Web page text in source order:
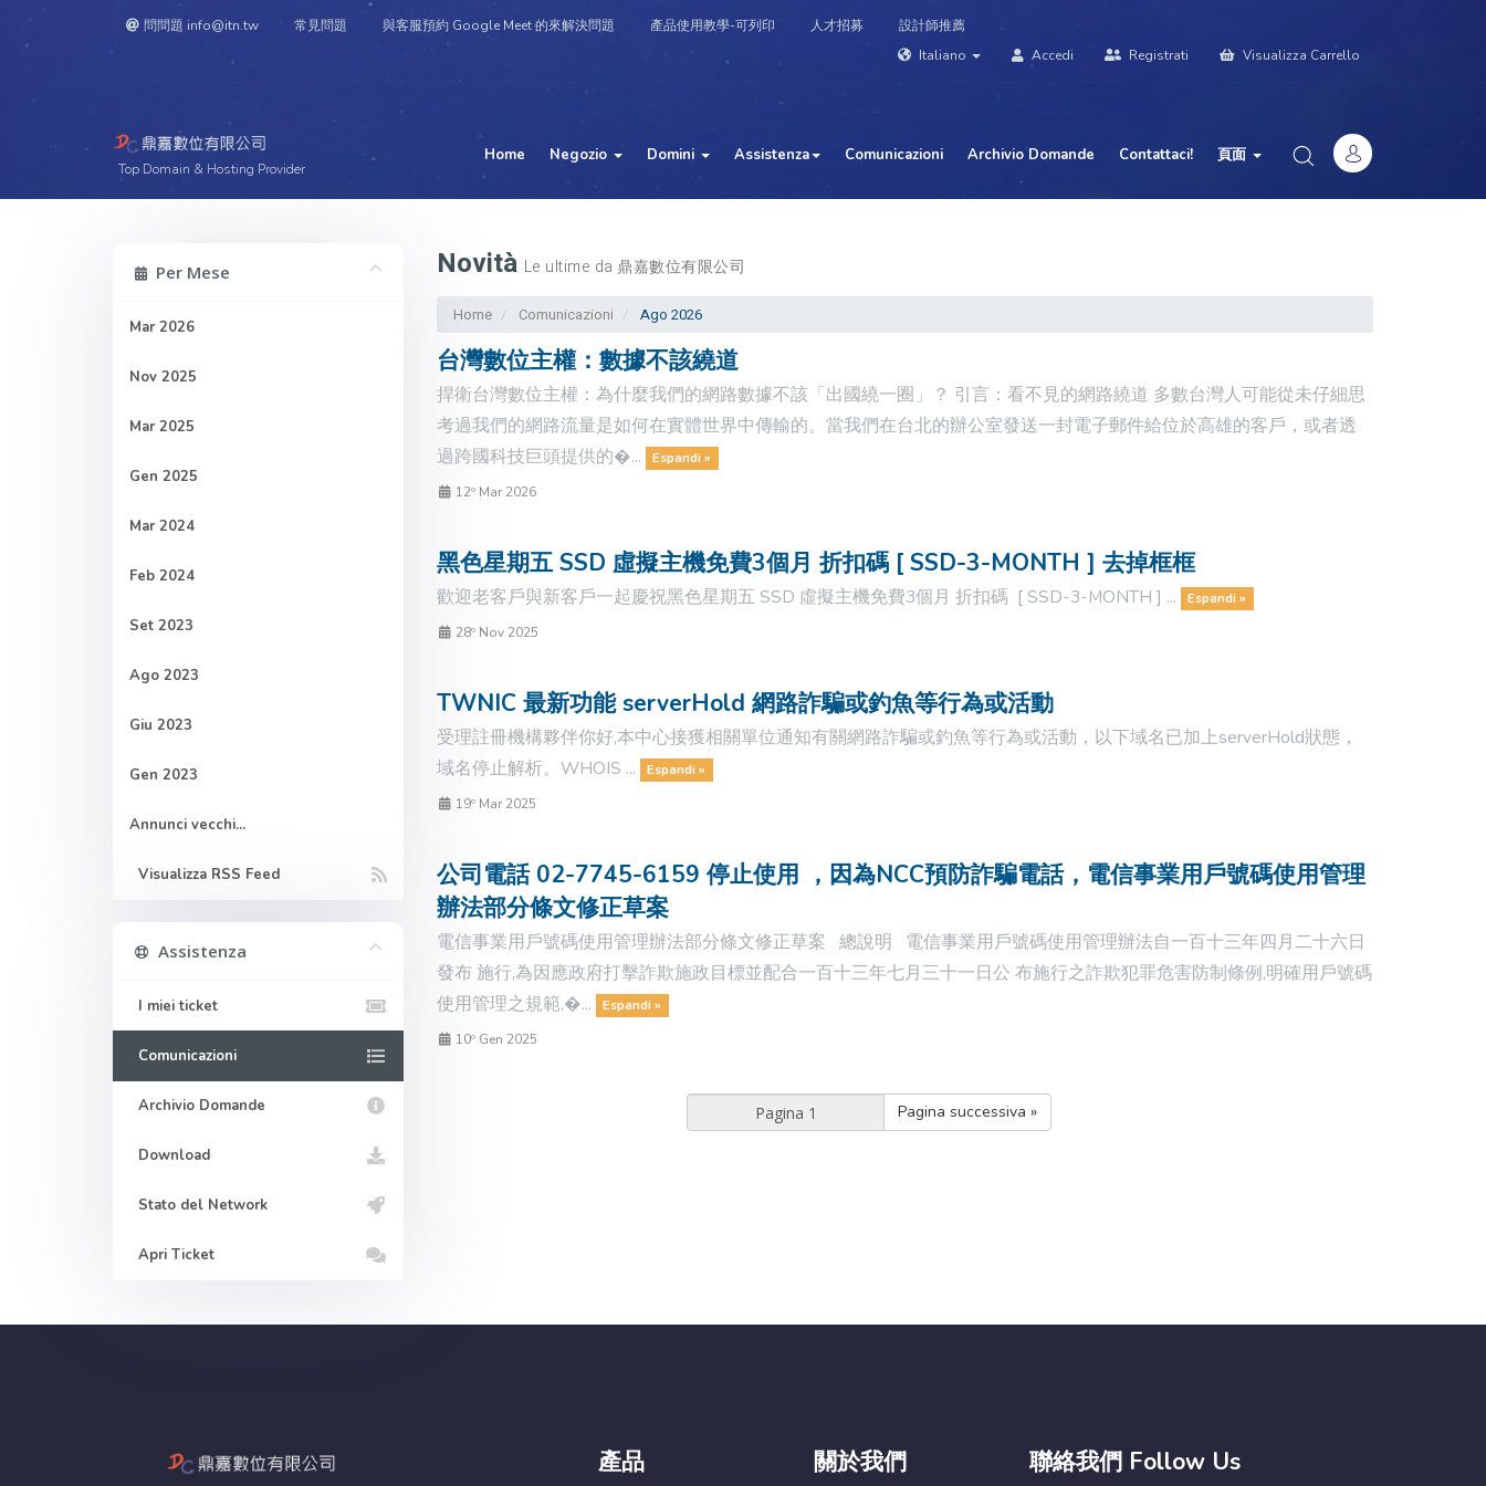
問問題 info@itn.tw 常見問題 與客服預約 Google Meet 的來解決問題 產品使用教學-可列印 人才招募
設計師推薦
Italiano
Accedi Registrati Visualizza Carrello
Top Domain & Hosting Provider
Home Negozio Domini Assistenza Comunicazioni Archivio Domande Contattaci! 頁面
Novità Le ultime da 鼎嘉數位有限公司
Home Comunicazioni Ago 2026
Per Mese
Mar 2026
Nov 2025
Mar 2025
Gen 2025
Mar 2024
Feb 2024
Set 2023
Ago 2023
Giu 2023
Gen 2023
Annunci vecchi...
Visualizza RSS Feed
台灣數位主權：數據不該繞道
捍衛台灣數位主權：為什麼我們的網路數據不該「出國繞一圈」？ 引言：看不見的網路繞道 多數台灣人可能從未仔細思
考過我們的網路流量是如何在實體世界中傳輸的。當我們在台北的辦公室發送一封電子郵件給位於高雄的客戶，或者透
過跨國科技巨頭提供的�...
Espandi »
12º Mar 2026
黑色星期五 SSD 虛擬主機免費3個月 折扣碼 [ SSD-3-MONTH ] 去掉框框
歡迎老客戶與新客戶一起慶祝黑色星期五 SSD 虛擬主機免費3個月 折扣碼 [ SSD-3-MONTH ] ...
Espandi »
28º Nov 2025
TWNIC 最新功能 serverHold 網路詐騙或釣魚等行為或活動
受理註冊機構夥伴你好,本中心接獲相關單位通知有關網路詐騙或釣魚等行為或活動，以下域名已加上serverHold狀態，
域名停止解析。WHOIS ...
Espandi »
19º Mar 2025
公司電話 02-7745-6159 停止使用 ，因為NCC預防詐騙電話，電信事業用戶號碼使用管理
辦法部分條文修正草案
電信事業用戶號碼使用管理辦法部分條文修正草案 總說明 電信事業用戶號碼使用管理辦法自一百十三年四月二十六日
發布 施行,為因應政府打擊詐欺施政目標並配合一百十三年七月三十一日公 布施行之詐欺犯罪危害防制條例,明確用戶號碼
使用管理之規範,�...
Espandi »
10º Gen 2025
Pagina successiva »
Assistenza
I miei ticket
Comunicazioni
Archivio Domande
Download
Stato del Network
Apri Ticket
產品 關於我們 聯絡我們 Follow Us